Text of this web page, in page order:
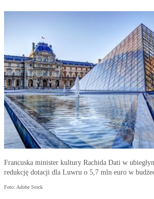
Francuska minister kultury Rachida Dati w
redukcję dotacji dla Luwru o 5,7 mln euro w
Foto: Adobe Stock